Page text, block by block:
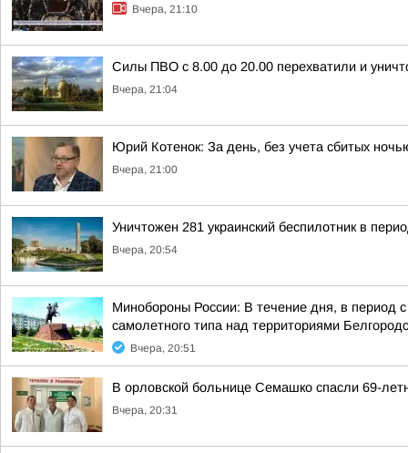
Вчера, 21:10
Силы ПВО с 8.00 до 20.00 перехватили и
Вчера, 21:04
Юрий Котенок: За день, без учета сбитых
Вчера, 21:00
Уничтожен 281 украинский беспилотник в
Вчера, 20:54
Минобороны России: В течение дня, в период
самолетного типа над территориями
Вчера, 20:51
В орловской больнице Семашко спасли 69-
Вчера, 20:31